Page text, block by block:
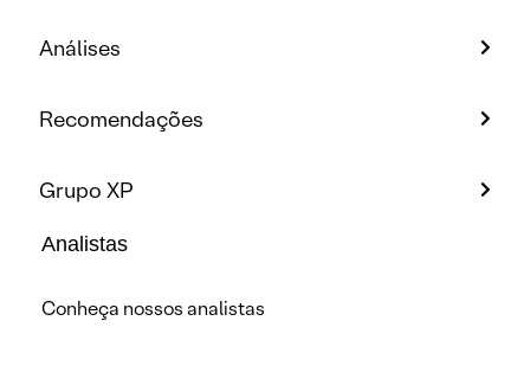
Análises
Recomendações
Grupo XP
Analistas
Conheça nossos analistas